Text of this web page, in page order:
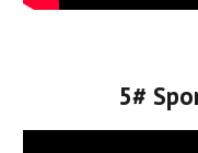
5#